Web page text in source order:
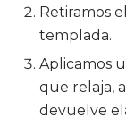
Retiramos
templada.
Aplicamos
que relaja,
devuelve